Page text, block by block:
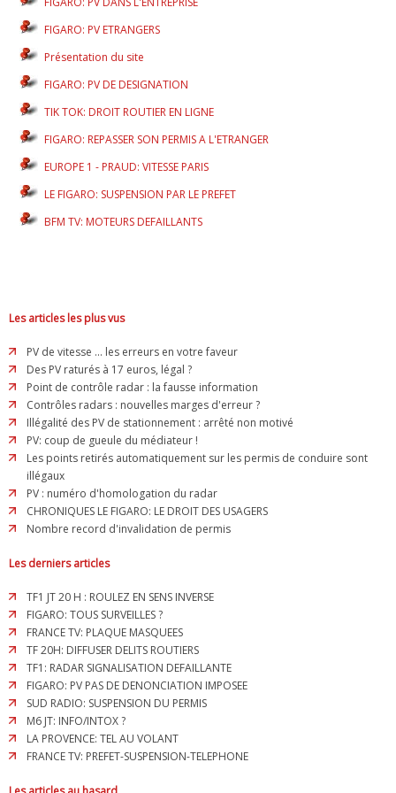
FIGARO: PV ETRANGERS
Présentation du site
FIGARO: PV DE DESIGNATION
TIK TOK: DROIT ROUTIER EN LIGNE
FIGARO: REPASSER SON PERMIS A L'ETRANGER
EUROPE 1 - PRAUD: VITESSE PARIS
LE FIGARO: SUSPENSION PAR LE PREFET
BFM TV: MOTEURS DEFAILLANTS
Les articles les plus vus
PV de vitesse ... les erreurs en votre faveur
Des PV raturés à 17 euros, légal ?
Point de contrôle radar : la fausse information
Contrôles radars : nouvelles marges d'erreur ?
Illégalité des PV de stationnement : arrêté non motivé
PV: coup de gueule du médiateur !
Les points retirés automatiquement sur les permis de conduire sont
illégaux
PV : numéro d'homologation du radar
CHRONIQUES LE FIGARO: LE DROIT DES USAGERS
Nombre record d'invalidation de permis
Les derniers articles
TF1 JT 20 H : ROULEZ EN SENS INVERSE
FIGARO: TOUS SURVEILLES ?
FRANCE TV: PLAQUE MASQUEES
TF 20H: DIFFUSER DELITS ROUTIERS
TF1: RADAR SIGNALISATION DEFAILLANTE
FIGARO: PV PAS DE DENONCIATION IMPOSEE
SUD RADIO: SUSPENSION DU PERMIS
M6 JT: INFO/INTOX ?
LA PROVENCE: TEL AU VOLANT
FRANCE TV: PREFET-SUSPENSION-TELEPHONE